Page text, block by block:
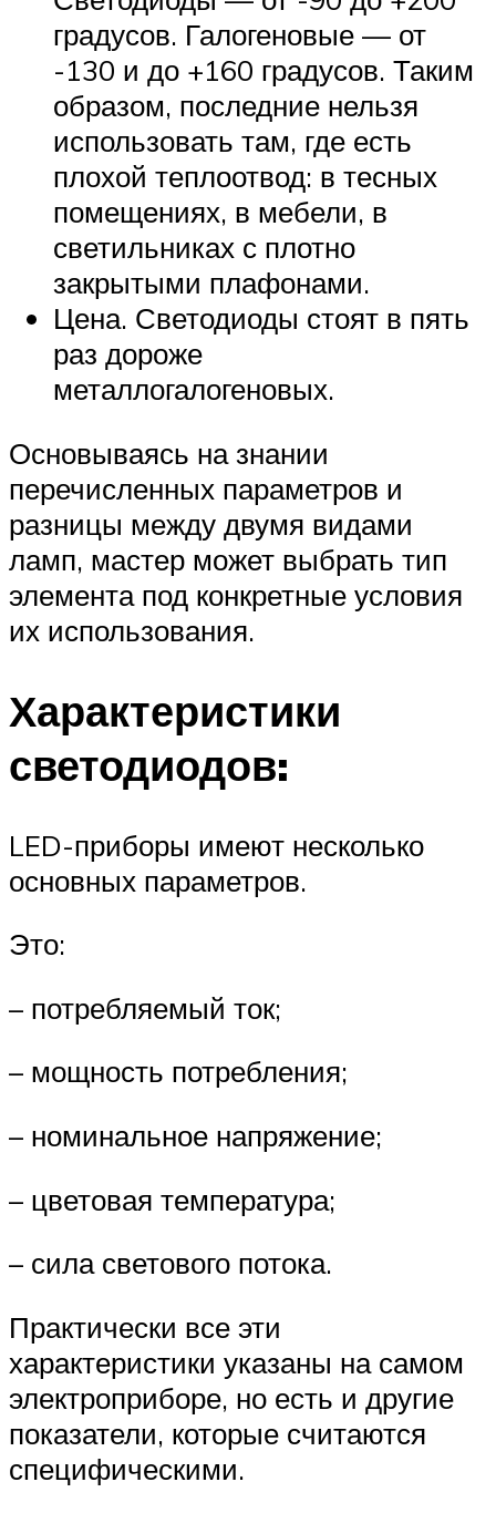
градусов. Галогеновые — от
-130 и до +160 градусов. Таким
образом, последние нельзя
использовать там, где есть
плохой теплоотвод: в тесных
помещениях, в мебели, в
светильниках с плотно
закрытыми плафонами.
Цена. Светодиоды стоят в пять
раз дороже
металлогалогеновых.
Основываясь на знании
перечисленных параметров и
разницы между двумя видами
ламп, мастер может выбрать тип
элемента под конкретные условия
их использования.
Характеристики
светодиодов:
LED-приборы имеют несколько
основных параметров.
Это:
– потребляемый ток;
– мощность потребления;
– номинальное напряжение;
– цветовая температура;
– сила светового потока.
Практически все эти
характеристики указаны на самом
электроприборе, но есть и другие
показатели, которые считаются
специфическими.